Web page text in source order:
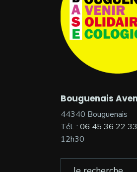
Bouguenais
44340 Bouguenais
Tél. : 06 45 36 22 33
12h30